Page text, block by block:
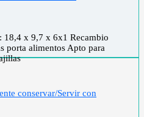
18,4 x 9,7 x 6x1 Recambio
porta alimentos Apto para